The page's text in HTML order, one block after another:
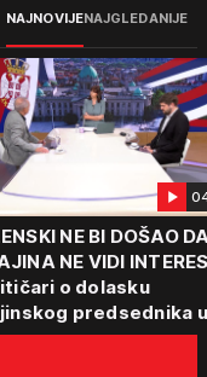
NAJNOVIJENAJGLEDANIJE
NE BI DOŠAO
NE VIDI
o dolasku
predsednika u
"Srbija može da
sa svima"